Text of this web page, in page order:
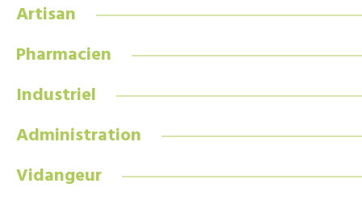
Artisan
Pharmacien
Industriel
Administration
Vidangeur